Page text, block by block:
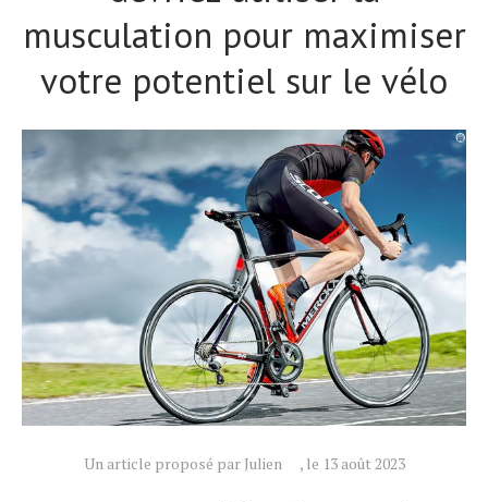
musculation pour maximiser
votre potentiel sur le vélo
Un article proposé par Julien , le 13 août 2023